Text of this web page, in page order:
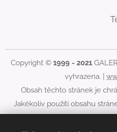
Copyright © 1999 - 2021
vyhrazena. |
Obsah těchto stránek je
Jakékoliv použití obsahu